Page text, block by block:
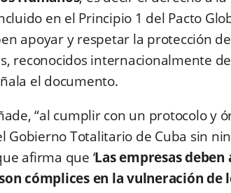
en el Principio 1 del Pacto
apoyar y respetar la protección
reconocidos internacionalmente
el documento.
“al cumplir con un protocolo y
Gobierno Totalitario de Cuba sin
afirma que ‘Las empresas deben
cómplices en la vulneración de